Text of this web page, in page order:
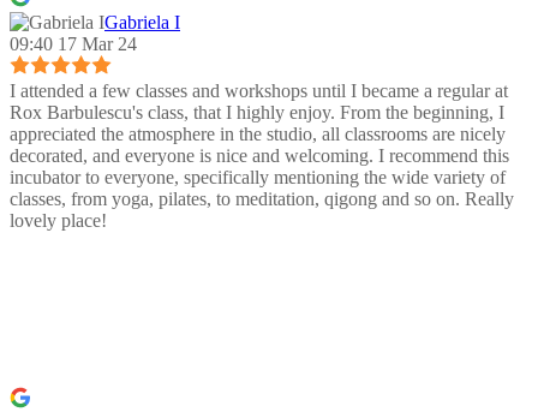
Gabriela I
09:40 17 Mar 24
I attended a few classes and workshops until I became a regular at
Rox Barbulescu's class, that I highly enjoy. From the beginning, I
appreciated the atmosphere in the studio, all classrooms are nicely
decorated, and everyone is nice and welcoming. I recommend this
incubator to everyone, specifically mentioning the wide variety of
classes, from yoga, pilates, to meditation, qigong and so on. Really
lovely place!